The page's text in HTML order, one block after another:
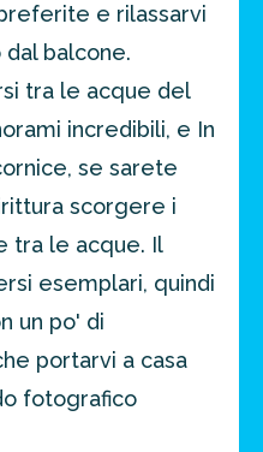
e rilassarvi
balcone.
tra le acque del
incredibili, e In
se sarete
scorgere i
tra le acque. Il
esemplari, quindi
un po' di
portarvi a casa
fotografico